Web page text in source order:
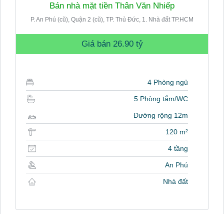
Bán nhà mặt tiền Thân Văn Nhiếp
P. An Phú (cũ), Quận 2 (cũ), TP. Thủ Đức, 1. Nhà đất TP.HCM
Giá bán 26.90 tỷ
4 Phòng ngủ
5 Phòng tắm/WC
Đường rộng 12m
120 m²
4 tầng
An Phú
Nhà đất